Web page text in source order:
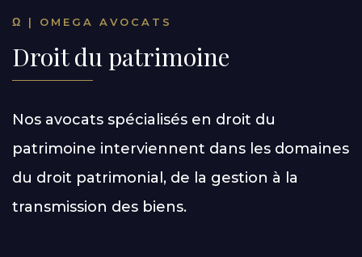
Ω | OMEGA AVOCATS
Droit du patrimoine
Nos avocats spécialisés en droit du
patrimoine interviennent dans les domaines
du droit patrimonial, de la gestion à la
transmission des biens.